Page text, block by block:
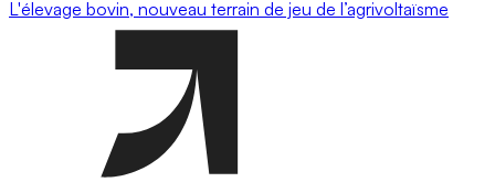
L'élevage bovin, nouveau terrain de jeu de l’agrivoltaïsme